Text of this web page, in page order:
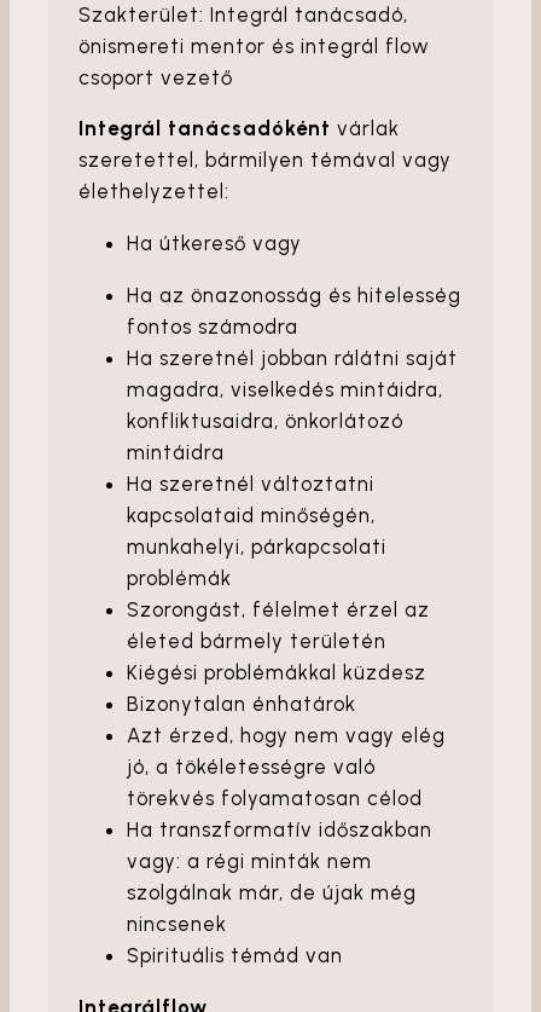
Szakterület: Integrál tanácsadó,
önismereti mentor és integrál flow
csoport vezető
Integrál tanácsadókéntvárlak
szeretettel, bármilyen témával vagy
élethelyzettel:
Ha útkereső vagy
Ha az önazonosság és hitelesség
fontos számodra
Ha szeretnél jobban rálátni saját
magadra, viselkedés mintáidra,
konfliktusaidra, önkorlátozó
mintáidra
Ha szeretnél változtatni
kapcsolataid minőségén,
munkahelyi, párkapcsolati
problémák
Szorongást, félelmet érzel az
életed bármely területén
Kiégési problémákkal küzdesz
Bizonytalan énhatárok
Azt érzed, hogy nem vagy elég
jó, a tökéletességre való
törekvés folyamatosan célod
Ha transzformatív időszakban
vagy: a régi minták nem
szolgálnak már, de újak még
nincsenek
Spirituális témád van
Integrálflow